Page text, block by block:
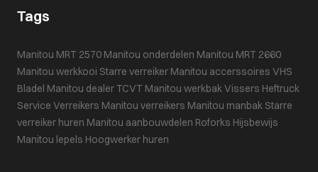
Tags
Manitou MRT 2570 Manitou onderdelen Manitou MRT 2660
Manitou werkkooi Starre verreiker Manitou accerssoires VHS
Bladel Manitou dealerTCVT Manitou werkbak Vissers Heftruck
Service Verreikers Manitou verreikers Manitou manbak Starre
verreiker huren Manitou aanbouwdelen Roforks Hijsbewijs
Manitou lepels Hoogwerker huren